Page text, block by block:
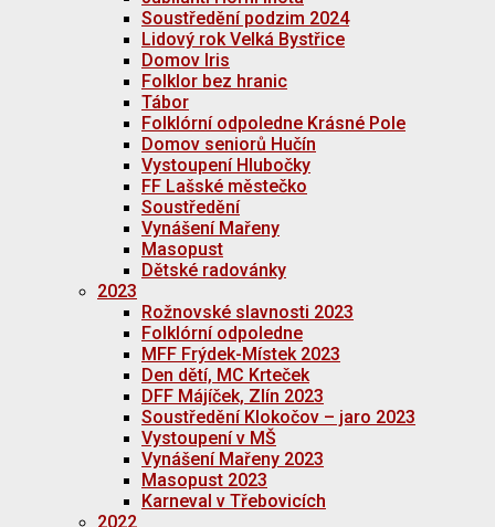
Soustředění podzim 2024
Lidový rok Velká Bystřice
Domov Iris
Folklor bez hranic
Tábor
Folklórní odpoledne Krásné Pole
Domov seniorů Hučín
Vystoupení Hlubočky
FF Lašské městečko
Soustředění
Vynášení Mařeny
Masopust
Dětské radovánky
2023
Rožnovské slavnosti 2023
Folklórní odpoledne
MFF Frýdek-Místek 2023
Den dětí, MC Krteček
DFF Májíček, Zlín 2023
Soustředění Klokočov – jaro 2023
Vystoupení v MŠ
Vynášení Mařeny 2023
Masopust 2023
Karneval v Třebovicích
2022